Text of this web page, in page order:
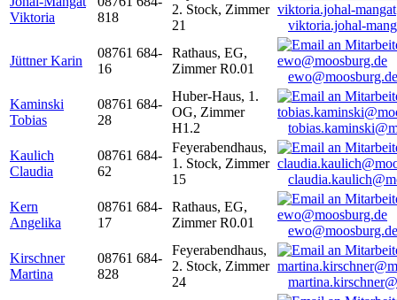
Viktoria
818
2. Stock, Zimmer
21
viktoria.johal-
Jüttner Karin
08761 684-
16
Rathaus, EG,
Zimmer R0.01
ewo@moosburg.de
Kaminski
Tobias
08761 684-
28
Huber-Haus, 1.
OG, Zimmer
H1.2
Kaulich
Claudia
08761 684-
62
Feyerabendhaus,
1. Stock, Zimmer
15
Kern
Angelika
08761 684-
17
Rathaus, EG,
Zimmer R0.01
ewo@moosburg.de
Kirschner
Martina
08761 684-
828
Feyerabendhaus,
2. Stock, Zimmer
24